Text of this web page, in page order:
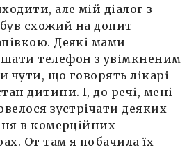
але мій діалог з
схожий на допит
Деякі мами
телефон з увімкненим
чути, що говорять лікарі
дитини. І, до речі, мені
зустрічати деяких
в комерційних
От там я побачила їх